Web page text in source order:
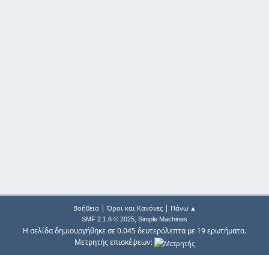
Βοήθεια| Όροι και Κανόνες| Πάνω ▲
SMF 2.1.6 © 2025, Simple Machines
Η σελίδα δημιουργήθηκε σε 0.045 δευτερόλεπτα με 19 ερωτήματα.
Μετρητής επισκέψεων: